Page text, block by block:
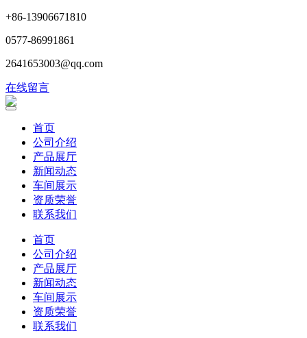
+86-13906671810
0577-86991861
2641653003@qq.com
在线留言
首页
公司介绍
产品展厅
新闻动态
车间展示
资质荣誉
联系我们
首页
公司介绍
产品展厅
新闻动态
车间展示
资质荣誉
联系我们